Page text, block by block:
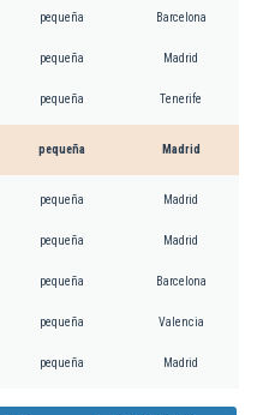
pequeña Barcelona
pequeña Madrid
pequeña Tenerife
pequeña Madrid
pequeña Madrid
pequeña Madrid
pequeña Barcelona
pequeña Valencia
pequeña Madrid